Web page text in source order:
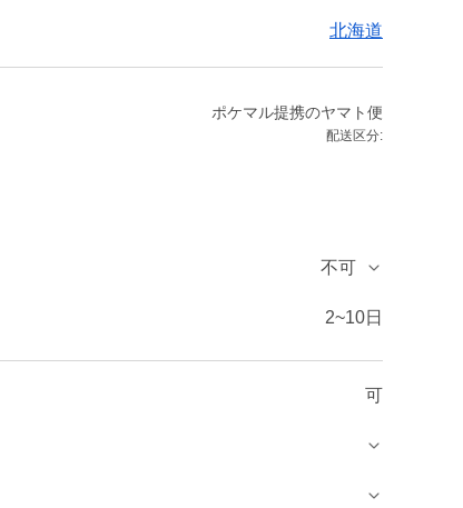
北海道
ポケマル提携のヤマト便
配送区分:
不可
2~10日
可